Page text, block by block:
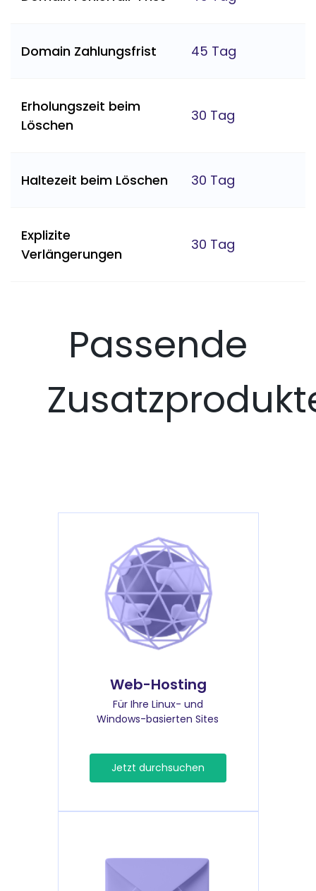
Domain Zahlungsfrist 45 Tag
Erholungszeit beim
Löschen
30 Tag
Haltezeit beim Löschen 30 Tag
Explizite
Verlängerungen
30 Tag
Passende
Web-Hosting
Für Ihre Linux- und
Windows-basierten Sites
Jetzt durchsuchen